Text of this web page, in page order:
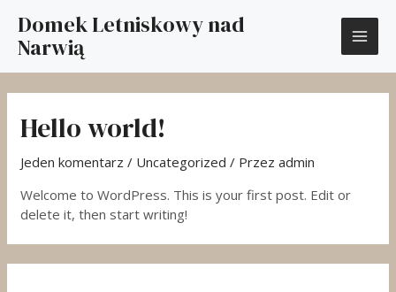
treści
Domek Letniskowy nad
Narwią
Hello world!
Jeden komentarz / Uncategorized / Przezadmin
Welcome to WordPress. This is your first post. Edit or
delete it, then start writing!